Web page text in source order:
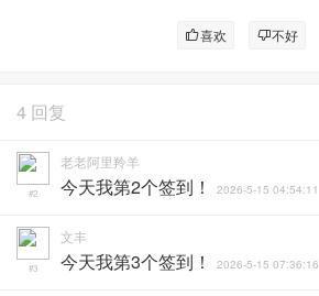
喜欢 不好
4 回复
老老阿里羚羊
#2 今天我第2个签到！ 2026-5-15 04:54:11
文丰
#3 今天我第3个签到！ 2026-5-15 07:36:16